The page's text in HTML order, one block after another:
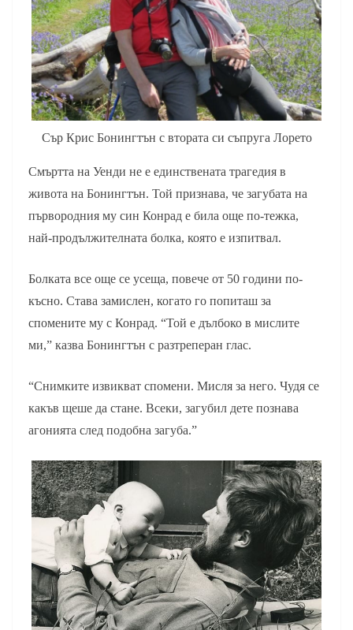
Сър Крис Бонингтън с втората си съпруга Лорето
Смъртта на Уенди не е единствената трагедия в
живота на Бонингтън. Той признава, че загубата на
първородния му син Конрад е била още по-тежка,
най-продължителната болка, която е изпитвал.
Болката все още се усеща, повече от 50 години по-
късно. Става замислен, когато го попиташ за
спомените му с Конрад. “Той е дълбоко в мислите
ми,” казва Бонингтън с разтреперан глас.
“Снимките извикват спомени. Мисля за него. Чудя се
какъв щеше да стане. Всеки, загубил дете познава
агонията след подобна загуба.”